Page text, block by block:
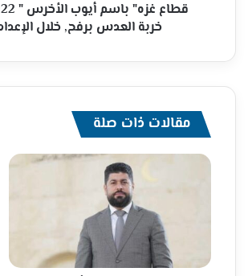
صهيون
قطاع
غزه"
باسم
أيوب
الأخرس
العدس
خربة العدس برفح, خلال
مقالات ذات صلة